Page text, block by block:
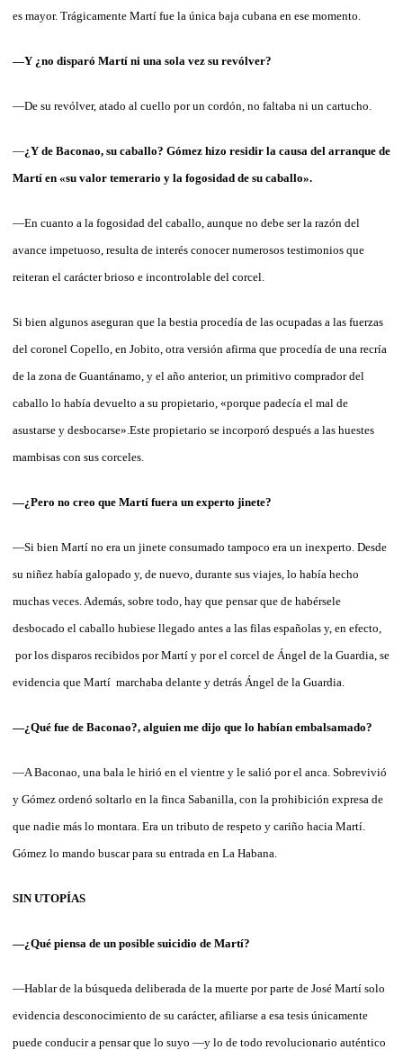
es mayor. Trágicamente Martí fue la única baja cubana en ese momento.
—Y ¿no disparó Martí ni una sola vez su revólver?
—De su revólver, atado al cuello por un cordón, no faltaba ni un cartucho.
—¿Y de Baconao, su caballo? Gómez hizo residir la causa del arranque de
Martí en «su valor temerario y la fogosidad de su caballo».
—En cuanto a la fogosidad del caballo, aunque no debe ser la razón del
avance impetuoso, resulta de interés conocer numerosos testimonios que
reiteran el carácter brioso e incontrolable del corcel.
Si bien algunos aseguran que la bestia procedía de las ocupadas a las fuerzas
del coronel Copello, en Jobito, otra versión afirma que procedía de una recría
de la zona de Guantánamo, y el año anterior, un primitivo comprador del
caballo lo había devuelto a su propietario, «porque padecía el mal de
asustarse y desbocarse».Este propietario se incorporó después a las huestes
mambisas con sus corceles.
—¿Pero no creo que Martí fuera un experto jinete?
—Si bien Martí no era un jinete consumado tampoco era un inexperto. Desde
su niñez había galopado y, de nuevo, durante sus viajes, lo había hecho
muchas veces. Además, sobre todo, hay que pensar que de habérsele
desbocado el caballo hubiese llegado antes a las filas españolas y, en efecto,
por los disparos recibidos por Martí y por el corcel de Ángel de la Guardia, se
evidencia que Martí marchaba delante y detrás Ángel de la Guardia.
—¿Qué fue de Baconao?, alguien me dijo que lo habían embalsamado?
—A Baconao, una bala le hirió en el vientre y le salió por el anca. Sobrevivió
y Gómez ordenó soltarlo en la finca Sabanilla, con la prohibición expresa de
que nadie más lo montara. Era un tributo de respeto y cariño hacia Martí.
Gómez lo mando buscar para su entrada en La Habana.
SIN UTOPÍAS
—¿Qué piensa de un posible suicidio de Martí?
—Hablar de la búsqueda deliberada de la muerte por parte de José Martí solo
evidencia desconocimiento de su carácter, afiliarse a esa tesis únicamente
puede conducir a pensar que lo suyo —y lo de todo revolucionario auténtico